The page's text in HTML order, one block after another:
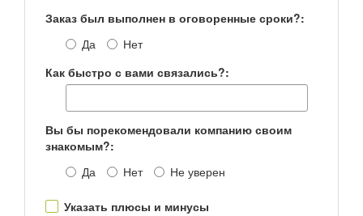
Заказ был выполнен в оговоренные сроки?:
Да
Нет
Как быстро с вами связались?:
Вы бы порекомендовали компанию своим
знакомым?:
Да
Нет Не уверен
Указать плюсы и минусы